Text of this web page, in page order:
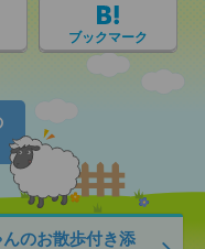
ブックマーク
んのお散歩付き添